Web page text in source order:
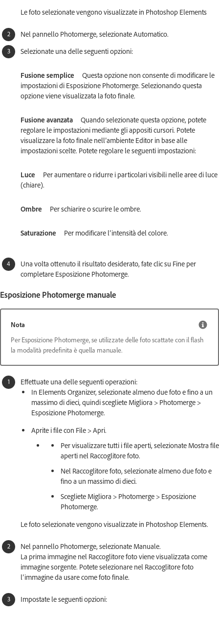
Le foto selezionate vengono visualizzate in Photoshop Elements
Nel pannello Photomerge, selezionate Automatico.
Selezionate una delle seguenti opzioni:
Fusione semplice
Questa opzione non consente di modificare le
impostazioni di Esposizione Photomerge. Selezionando questa
opzione viene visualizzata la foto finale.
Fusione avanzata
Quando selezionate questa opzione, potete
regolare le impostazioni mediante gli appositi cursori. Potete
visualizzare la foto finale nell’ambiente Editor in base alle
impostazioni scelte. Potete regolare le seguenti impostazioni:
Luce
Per aumentare o ridurre i particolari visibili nelle aree di luce
(chiare).
Ombre Per schiarire o scurire le ombre.
Saturazione Per modificare l’intensità del colore.
Una volta ottenuto il risultato desiderato, fate clic su Fine per
completare Esposizione Photomerge.
Esposizione Photomerge manuale
Nota
Per Esposizione Photomerge, se utilizzate delle foto scattate con il flash
la modalità predefinita è quella manuale.
Effettuate una delle seguenti operazioni:
In Elements Organizer, selezionate almeno due foto e fino a un
massimo di dieci, quindi scegliete Migliora > Photomerge >
Esposizione Photomerge.
Aprite i file con File > Apri.
Per visualizzare tutti i file aperti, selezionate Mostra file
aperti nel Raccoglitore foto.
Nel Raccoglitore foto, selezionate almeno due foto e
fino a un massimo di dieci.
Scegliete Migliora > Photomerge > Esposizione
Photomerge.
Le foto selezionate vengono visualizzate in Photoshop Elements.
Nel pannello Photomerge, selezionate Manuale.
La prima immagine nel Raccoglitore foto viene visualizzata come
immagine sorgente. Potete selezionare nel Raccoglitore foto
l’immagine da usare come foto finale.
Impostate le seguenti opzioni: